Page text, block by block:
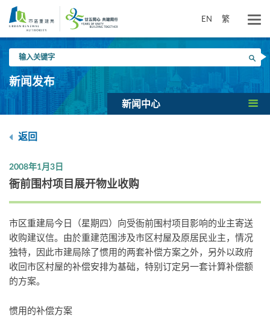
要
EN 繁
入
关
键
搜寻
新闻发布
新闻中心
返回
2008年1月3日
衙前围村项目展开物业收购
市区重建局今日（星期四）向受衙前围村项目影响的业主寄送
收购建议信。由於重建范围涉及市区村屋及原居民业主，情况
独特，因此市建局除了惯用的两套补偿方案之外，另外以政府
收回市区村屋的补偿安排为基础，特别订定另一套计算补偿额
的方案。
惯用的补偿方案